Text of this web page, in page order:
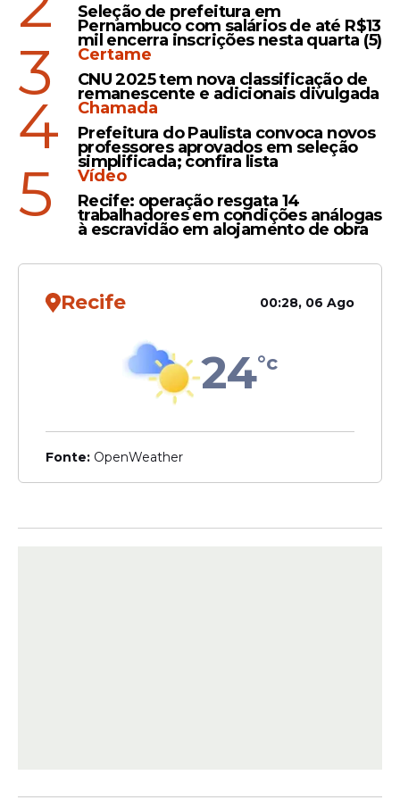
Lula quer incluir estudantes
inadimplentes no Fies em
programa de renegociação
de dívidas
Veja Também
Confirmação
pré-selecionado deve validar os dados da
inscrição na instituição de ensino superior
privada para onde foi aprovado. Deve
procurar a Comissão Permanente de
Supervisão e Acompanhamento.
Seleção de prefeitura em
Pernambuco com salários de até R$13
mil encerra inscrições nesta quarta (5)
3
Certame
CNU 2025 tem nova classificação de
remanescente e adicionais divulgada
4
Chamada
Prefeitura do Paulista convoca novos
professores aprovados em seleção
simplificada; confira lista
5
Vídeo
Recife: operação resgata 14
trabalhadores em condições análogas
à escravidão em alojamento de obra
Recife 00:28, 06 Ago
24°c
Fonte: OpenWeather